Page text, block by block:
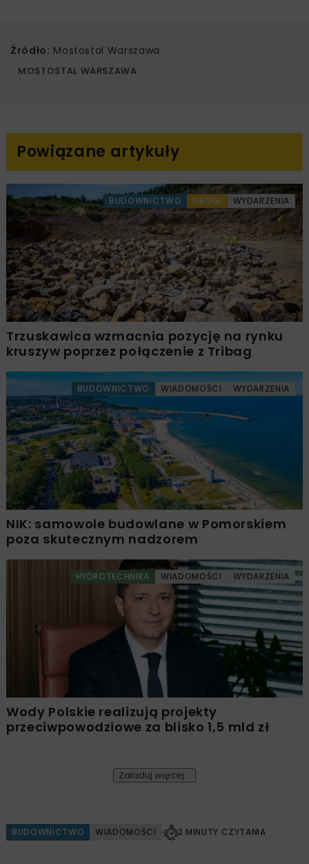
Źródło: Mostostal Warszawa
MOSTOSTAL WARSZAWA
Powiązane artykuły
BUDOWNICTWO DROGI WYDARZENIA
Trzuskawica wzmacnia pozycję na rynku
kruszyw poprzez połączenie z Tribag
BUDOWNICTWO WIADOMOŚCI WYDARZENIA
NIK: samowole budowlane w Pomorskiem
poza skutecznym nadzorem
HYDROTECHNIKA WIADOMOŚCI WYDARZENIA
Wody Polskie realizują projekty
przeciwpowodziowe za blisko 1,5 mld zł
Załaduj więcej...
BUDOWNICTWO WIADOMOŚCI 2 MINUTY CZYTANIA